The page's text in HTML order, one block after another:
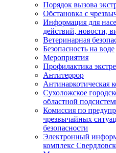
Порядок вызова
Обстановка с
Информация для
действий, новости,
Ветеринарная
Безопасность на воде
Мероприятия
Профилактика
Антитеррор
Антинаркотическая
Сухоложское
областной
Комиссия по
чрезвычайных
безопасности
Электронный
комплекс